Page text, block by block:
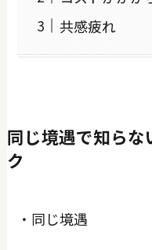
共感疲れ
同じ境遇で知ら
ク
・同じ境遇